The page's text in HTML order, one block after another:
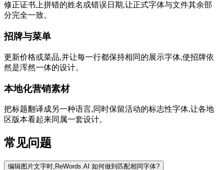
修正证书上拼错的姓名或错误日期,让正式字体与文件其余部
分完全一致。
招牌与菜单
更新价格或菜品,并让每一行都保持相同的展示字体,使招牌依
然是浑然一体的设计。
本地化营销素材
把标题翻译成另一种语言,同时保留活动的标志性字体,让各地
区版本看起来同属一套设计。
常见问题
编辑图片文字时,ReWords.AI 如何做到匹配相同字体?